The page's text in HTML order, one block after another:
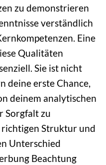
zu demonstrieren
verständlich
Eine
Qualitäten
Sie ist nicht
deine erste Chance,
deinem analytischen
Sorgfalt zu
richtigen Struktur und
Unterschied
Beachtung